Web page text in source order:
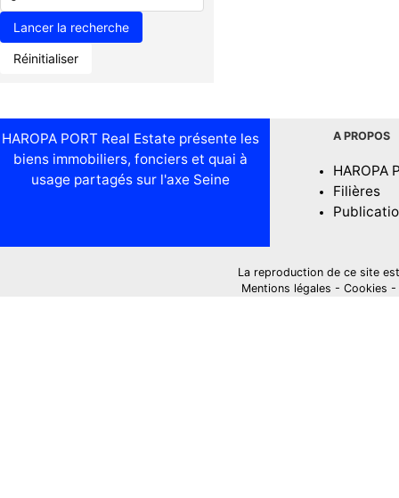
Réinitialiser
HAROPA PORT Real Estate présente les
biens immobiliers, fonciers et quai à
usage partagés sur l'axe Seine
A PROPOS
HAROPA
Filières
La reproduction de ce site
Mentions légales - Cookies -